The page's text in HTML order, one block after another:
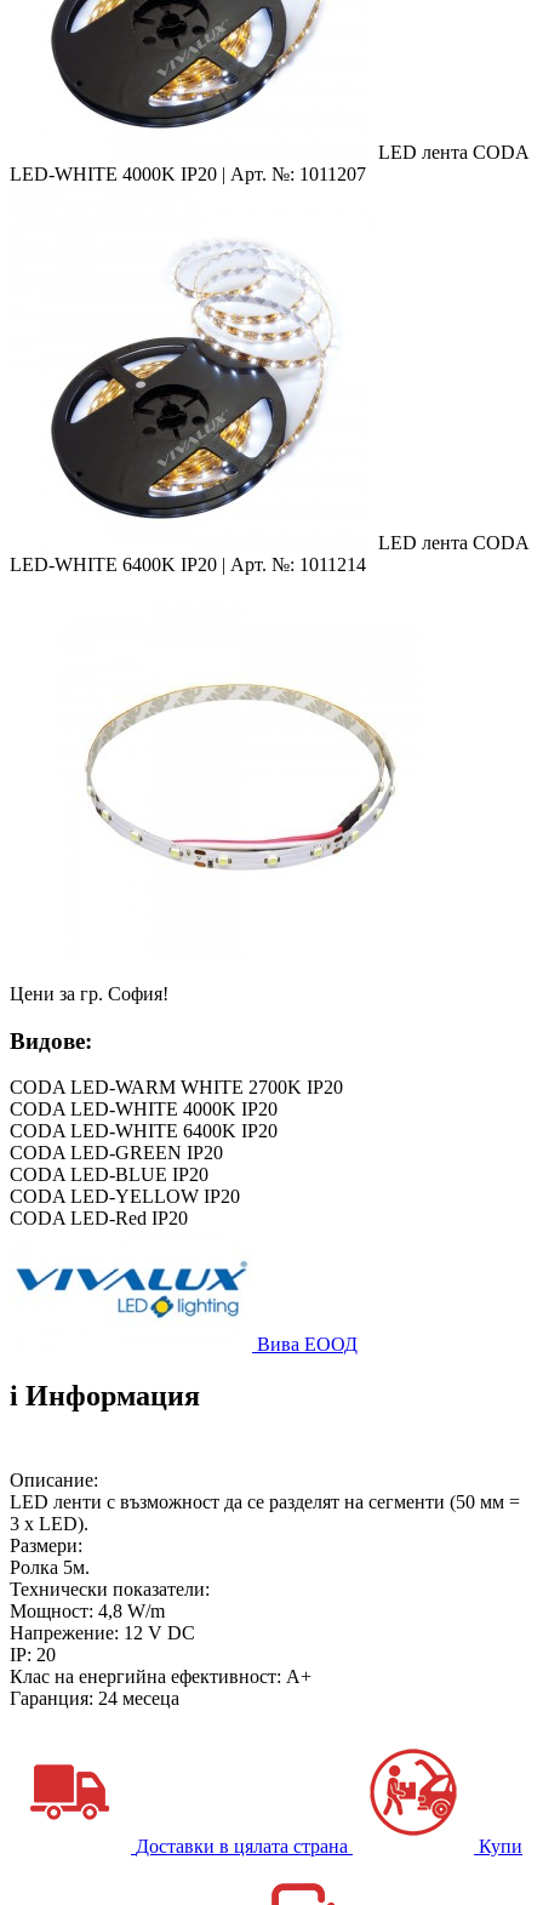
LED лента CODA
LED-WHITE 4000K IP20 | Арт. №: 1011207
LED лента CODA
LED-WHITE 6400K IP20 | Арт. №: 1011214
Цени за гр. София!
Видове:
CODA LED-WARM WHITE 2700K IP20
CODA LED-WHITE 4000K IP20
CODA LED-WHITE 6400K IP20
CODA LED-GREEN IP20
CODA LED-BLUE IP20
CODA LED-YELLOW IP20
CODA LED-Red IP20
Вива ЕООД
i Информация
Описание:
LED ленти с възможност да се разделят на сегменти (50 мм =
3 x LED).
Размери:
Ролка 5м.
Технически показатели:
Мощност: 4,8 W/m
Напрежение: 12 V DC
IP: 20
Клас на енергийна ефективност: A+
Гаранция: 24 месеца
Доставки в цялата страна Купи